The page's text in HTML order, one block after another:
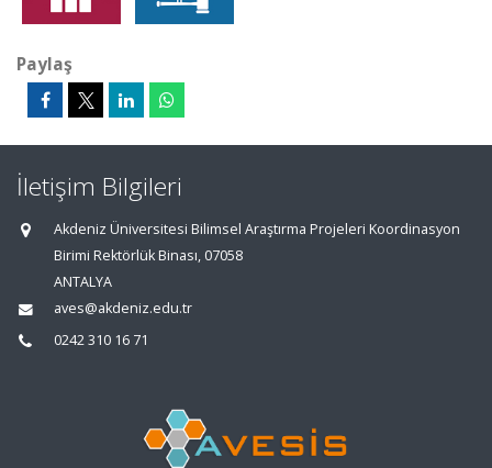
Paylaş
İletişim Bilgileri
Akdeniz Üniversitesi Bilimsel Araştırma Projeleri Koordinasyon
Birimi Rektörlük Binası, 07058
ANTALYA
aves@akdeniz.edu.tr
0242 310 16 71